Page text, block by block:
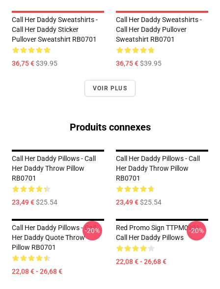
Call Her Daddy Sweatshirts -
Call Her Daddy Sticker
Pullover Sweatshirt RB0701
36,75 €$39.95
Call Her Daddy Sweatshirts -
Call Her Daddy Pullover
Sweatshirt RB0701
36,75 €$39.95
VOIR PLUS
Produits connexes
Call Her Daddy Pillows - Call
Her Daddy Throw Pillow
RB0701
23,49 €$25.54
Call Her Daddy Pillows - Call
Her Daddy Throw Pillow
RB0701
23,49 €$25.54
Call Her Daddy Pillows - Call
Her Daddy Quote Throw
Pillow RB0701
22,08 € - 26,68 €
-20%
Red Promo Sign TTPM0901
Call Her Daddy Pillows
22,08 € - 26,68 €
-20%